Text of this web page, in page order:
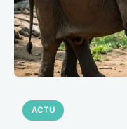
ACTU